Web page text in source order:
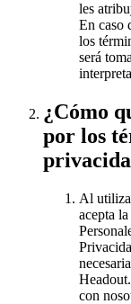
les
En caso
los
será
¿Cómo
por los
Al
acepta
con